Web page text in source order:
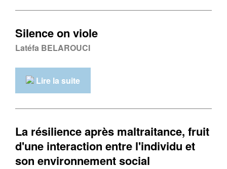
Silence on viole
Latéfa BELAROUCI
Lire la suite
La résilience après maltraitance, fruit
d'une interaction entre l'individu et
son environnement social